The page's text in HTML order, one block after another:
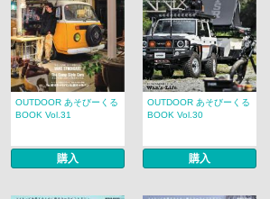
OUTDOOR あそびーくる
BOOK Vol.31
購入
OUTDOOR あそびーくる
BOOK Vol.30
購入